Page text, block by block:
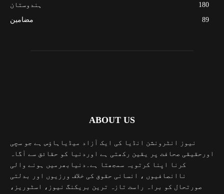
ہندوستان
180
مضامین
89
ABOUT US
نیوز انٹرونشن انڈیا کی ایک آزاد میڈیاہاؤس ہے جو سچی
اورحقیقی صحافت پر یقین رکھتی ہے اوردنیا کو حقائق سے آگاہ
کرنا اپنا کرتویہ سمجھتا ہے۔دنیابھرمیں ہونے والی
ناانصافیوں ، انسانی حقوق کی خلاف ورزیوں اور بدلتی
صورتحال کو براہ راست تازہ ترین بریکنگ نیوز، اسٹوریز،